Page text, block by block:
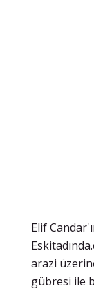
Elif
arazi
gübresi ile